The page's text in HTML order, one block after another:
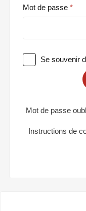
Mot de passe
Se souvenir
Mot de passe
Instructions de